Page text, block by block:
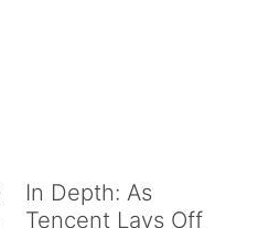
In Depth: As
Tencent Lays Off